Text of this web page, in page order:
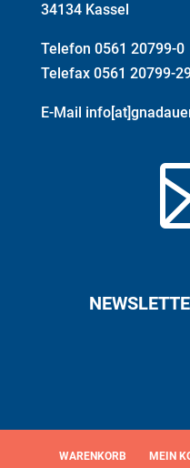
34134 Kassel
Telefon 0561 20799-0
Telefax 0561 20799-
E-Mail
WARENKORB MEIN